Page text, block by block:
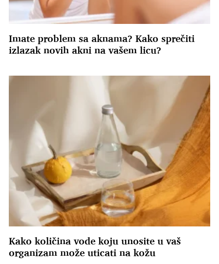
Imate problem sa aknama? Kako sprečiti
izlazak novih akni na vašem licu?
Kako količina vode koju unosite u vaš
organizam može uticati na kožu